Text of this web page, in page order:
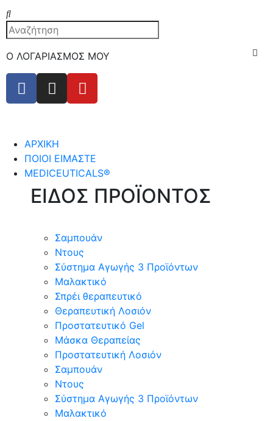
Ο ΛΟΓΑΡΙΑΣΜΟΣ ΜΟΥ
ΑΡΧΙΚΗ
ΠΟΙΟΙ ΕΙΜΑΣΤΕ
MEDICEUTICALS®
ΕΙΔΟΣ ΠΡΟΪΟΝΤΟΣ
Σαμπουάν
Ντους
Σύστημα Αγωγής 3 Προϊόντων
Μαλακτικό
Σπρέι θεραπευτικό
Θεραπευτική Λοσιόν
Προστατευτικό Gel
Μάσκα Θεραπείας
Προστατευτική Λοσιόν
Σαμπουάν
Ντους
Σύστημα Αγωγής 3 Προϊόντων
Μαλακτικό